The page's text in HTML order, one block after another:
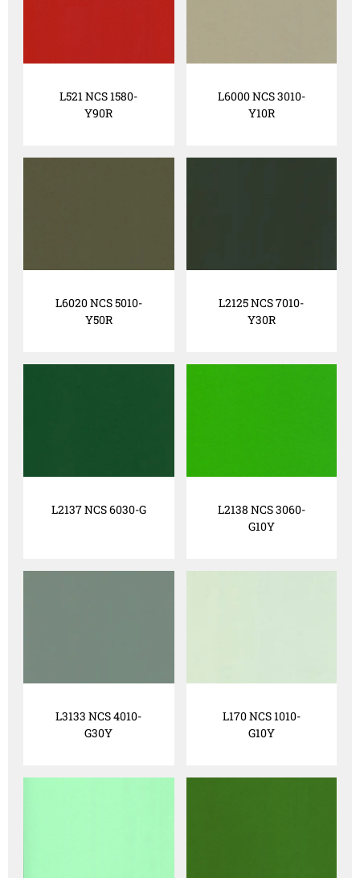
L521 NCS 1580-
Y90R
L6000 NCS 3010-
Y10R
L6020 NCS 5010-
Y50R
L2125 NCS 7010-
Y30R
L2137 NCS 6030-G
L2138 NCS 3060-
G10Y
L3133 NCS 4010-
G30Y
L170 NCS 1010-
G10Y